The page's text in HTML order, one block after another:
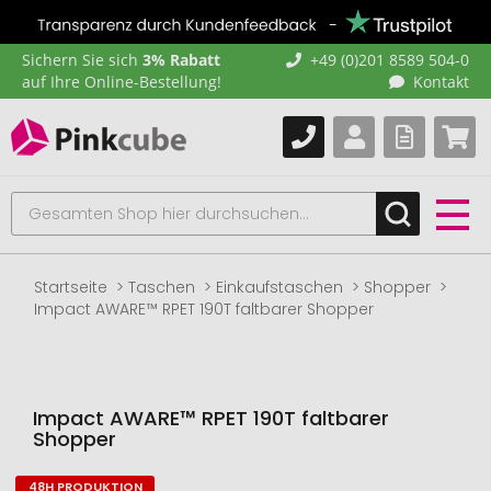
Sichern Sie sich 3% Rabatt
auf Ihre Online-Bestellung!
+49 (0)201 8589 504-0
Kontakt
Startseite Taschen Einkaufstaschen
Shopper
Impact AWARE™ RPET 190T faltbarer Shopper
Impact AWARE™ RPET 190T faltbarer
Shopper
48H PRODUKTION